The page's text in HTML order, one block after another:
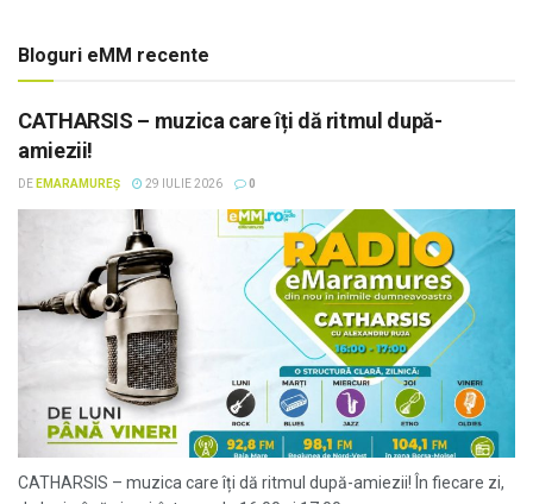
Bloguri eMM recente
CATHARSIS – muzica care îți dă ritmul după-
amiezii!
DE EMARAMUREȘ 29 IULIE 2026 0
CATHARSIS – muzica care îți dă ritmul după-amiezii! În fiecare zi,